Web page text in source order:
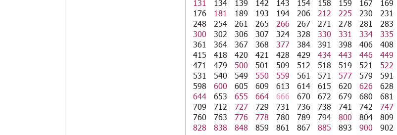
131
134 139 142 143 154 158 159 167 169
176
181 189 193 194 206 212 225 230 231
248
254 261 265 266 267 271 278 281 283
300
302 306 307 324 328 330 331 334 335
361
364 367 368 377 384 391 398 406 408
415
418 420 421 428 429 434 443 446 449
471
479 500 501 509 512 518 519 521 522
531
540 549 550 559 561 571 577 579 591
598
600 605 609 613 614 615 620 626 628
644
653 655 664 666 670 672 679 680 681
709
712 727 729 731 736 738 741 742 747
760
763 776 778 780 789 794 800 804 809
828
838 848 859 861 867 885 893 900 902